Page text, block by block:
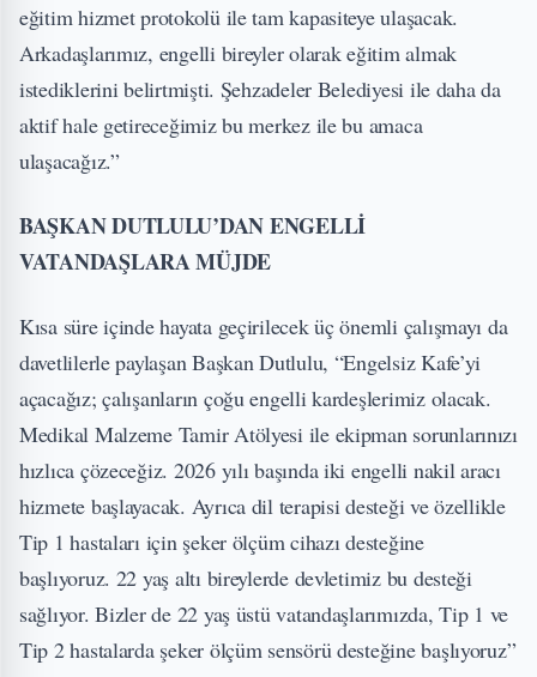
eğitim hizmet protokolü ile tam kapasiteye ulaşacak.
Arkadaşlarımız, engelli bireyler olarak eğitim almak
istediklerini belirtmişti. Şehzadeler Belediyesi ile daha da
aktif hale getireceğimiz bu merkez ile bu amaca
ulaşacağız.”
BAŞKAN DUTLULU’DAN ENGELLİ
VATANDAŞLARA MÜJDE
Kısa süre içinde hayata geçirilecek üç önemli çalışmayı da
davetlilerle paylaşan Başkan Dutlulu, “Engelsiz Kafe’yi
açacağız; çalışanların çoğu engelli kardeşlerimiz olacak.
Medikal Malzeme Tamir Atölyesi ile ekipman sorunlarınızı
hızlıca çözeceğiz. 2026 yılı başında iki engelli nakil aracı
hizmete başlayacak. Ayrıca dil terapisi desteği ve özellikle
Tip 1 hastaları için şeker ölçüm cihazı desteğine
başlıyoruz. 22 yaş altı bireylerde devletimiz bu desteği
sağlıyor. Bizler de 22 yaş üstü vatandaşlarımızda, Tip 1 ve
Tip 2 hastalarda şeker ölçüm sensörü desteğine başlıyoruz”